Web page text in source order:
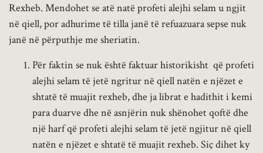
Rexheb. Mendohet se atë natë profeti alejhi selam u ngjit
në qiell, por adhurime të tilla janë të refuazuara sepse nuk
janë në përputhje me sheriatin.
Për faktin se nuk është faktuar historikisht që profeti
alejhi selam të jetë ngritur në qiell natën e njëzet e
shtatë të muajit rexheb, dhe ja librat e hadithit i kemi
para duarve dhe në asnjërin nuk shënohet qoftë dhe
një harf që profeti alejhi selam të jetë ngjitur në qiell
natën e njëzet e shtatë të muajit rexheb. Siç dihet ky